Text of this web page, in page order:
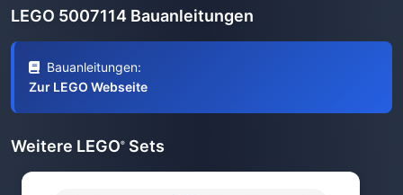
LEGO 5007114 Bauanleitungen
Bauanleitungen:
Zur LEGO Webseite
Weitere LEGO® Sets